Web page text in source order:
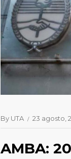
By UTA 23 agosto,
AMBA: